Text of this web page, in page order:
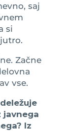
saj
si
Začne
vse.
javnega
Iz